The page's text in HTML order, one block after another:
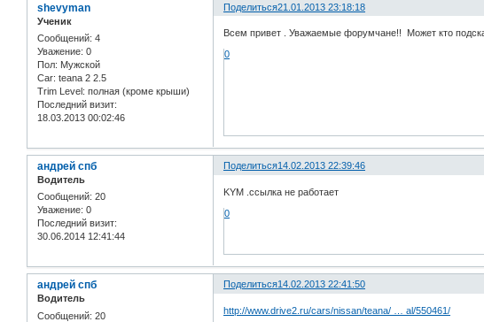
Поделиться21.01.2013 23:18:18
shevyman
Ученик
Сообщений: 4
Уважение: 0
Пол: Мужской
Car: teana 2 2.5
Trim Level: полная (кроме крыши)
Последний визит:
18.03.2013 00:02:46
Всем привет . Уважаемые форумчане!! Может кто
0
Поделиться14.02.2013 22:39:46
андрей спб
Водитель
Сообщений: 20
Уважение: 0
Последний визит:
30.06.2014 12:41:44
KYM .ссылка не работает
0
Поделиться14.02.2013 22:41:50
андрей спб
Водитель
Сообщений: 20
http://www.drive2.ru/cars/nissan/teana/ … al/550461/